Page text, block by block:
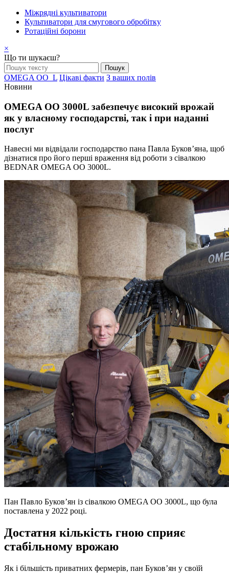
Міжрядні культиватори
Культиватори для смугового обробітку
Ротаційні борони
×
Що ти шукаєш?
OMEGA OO_L Цікаві факти З ваших полів
Новини
OMEGA OO 3000L забезпечує високий врожай
як у власному господарстві, так і при наданні
послуг
Навесні ми відвідали господарство пана Павла Буков’яна, щоб
дізнатися про його перші враження від роботи з сівалкою
BEDNAR OMEGA OO 3000L.
Пан Павло Буков’ян із сівалкою OMEGA OO 3000L, що була
поставлена у 2022 році.
Достатня кількість гною сприяє
стабільному врожаю
Як і більшість приватних фермерів, пан Буков’ян у своїй